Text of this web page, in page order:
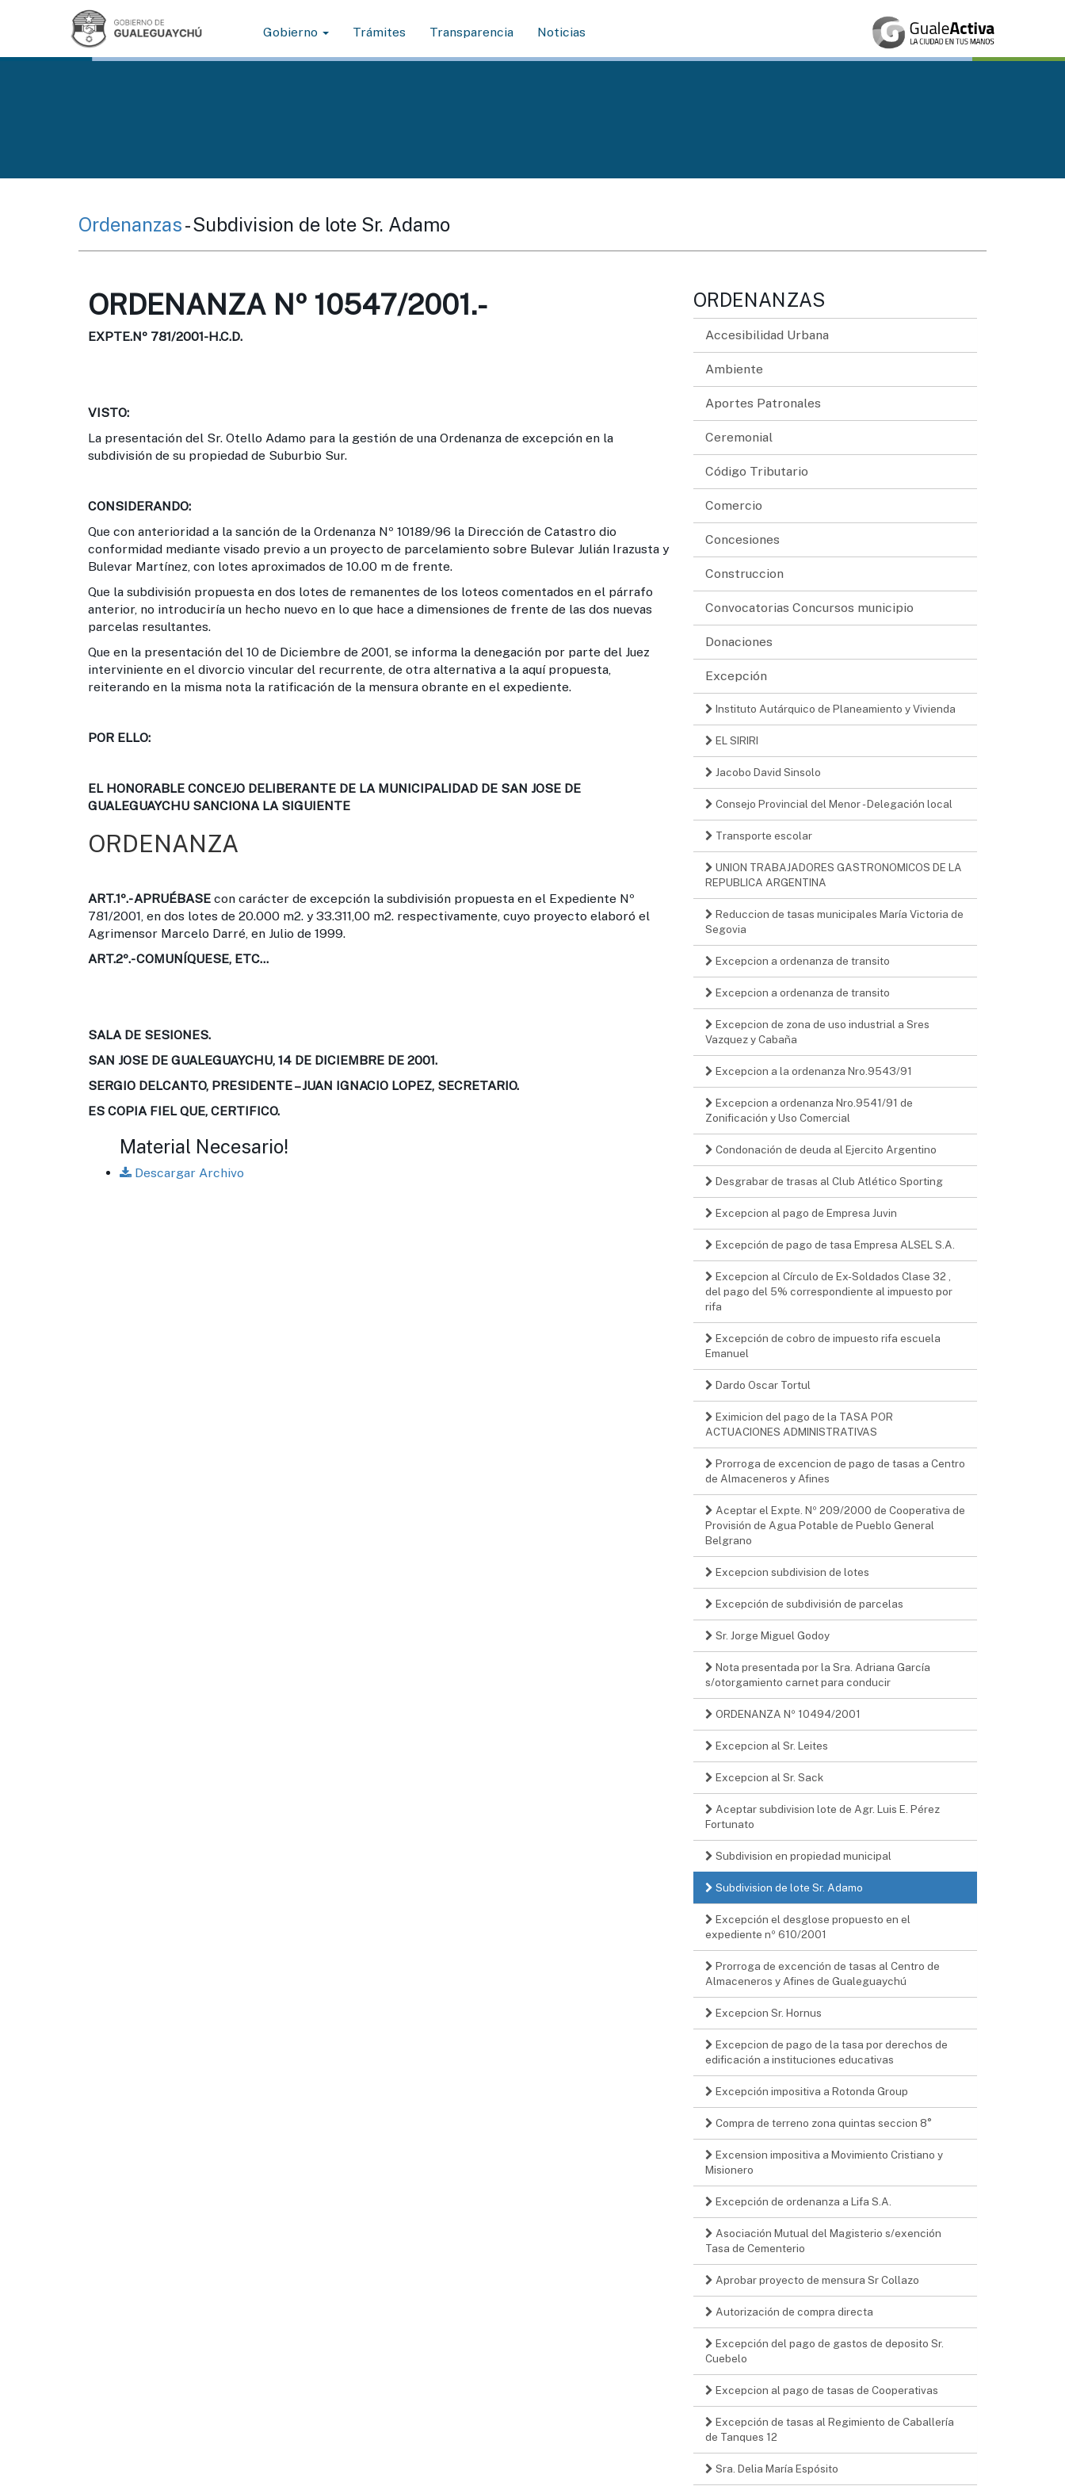
Gobierno Trámites Transparencia Noticias
Ordenanzas- Subdivision de lote Sr. Adamo
ORDENANZA Nº 10547/2001.-
EXPTE.Nº 781/2001-H.C.D.
VISTO:
La presentación del Sr. Otello Adamo para la gestión de una Ordenanza de excepción en la
subdivisión de su propiedad de Suburbio Sur.
CONSIDERANDO:
Que con anterioridad a la sanción de la Ordenanza Nº 10189/96 la Dirección de Catastro dio
conformidad mediante visado previo a un proyecto de parcelamiento sobre Bulevar Julián Irazusta y
Bulevar Martínez, con lotes aproximados de 10.00 m de frente.
Que la subdivisión propuesta en dos lotes de remanentes de los loteos comentados en el párrafo
anterior, no introduciría un hecho nuevo en lo que hace a dimensiones de frente de las dos nuevas
parcelas resultantes.
Que en la presentación del 10 de Diciembre de 2001, se informa la denegación por parte del Juez
interviniente en el divorcio vincular del recurrente, de otra alternativa a la aquí propuesta,
reiterando en la misma nota la ratificación de la mensura obrante en el expediente.
POR ELLO:
EL HONORABLE CONCEJO DELIBERANTE DE LA MUNICIPALIDAD DE SAN JOSE DE
GUALEGUAYCHU SANCIONA LA SIGUIENTE
ORDENANZA
ART.1º.-APRUÉBASE con carácter de excepción la subdivisión propuesta en el Expediente Nº
781/2001, en dos lotes de 20.000 m2. y 33.311,00 m2. respectivamente, cuyo proyecto elaboró el
Agrimensor Marcelo Darré, en Julio de 1999.
ART.2º.-COMUNÍQUESE, ETC...
SALA DE SESIONES.
SAN JOSE DE GUALEGUAYCHU, 14 DE DICIEMBRE DE 2001.
SERGIO DELCANTO, PRESIDENTE – JUAN IGNACIO LOPEZ, SECRETARIO.
ES COPIA FIEL QUE, CERTIFICO.
Material Necesario!
Descargar Archivo
ORDENANZAS
Accesibilidad Urbana
Ambiente
Aportes Patronales
Ceremonial
Código Tributario
Comercio
Concesiones
Construccion
Convocatorias Concursos municipio
Donaciones
Excepción
Instituto Autárquico de Planeamiento y Vivienda
EL SIRIRI
Jacobo David Sinsolo
Consejo Provincial del Menor - Delegación local
Transporte escolar
UNION TRABAJADORES GASTRONOMICOS DE LA
REPUBLICA ARGENTINA
Reduccion de tasas municipales María Victoria de
Segovia
Excepcion a ordenanza de transito
Excepcion a ordenanza de transito
Excepcion de zona de uso industrial a Sres
Vazquez y Cabaña
Excepcion a la ordenanza Nro.9543/91
Excepcion a ordenanza Nro.9541/91 de
Zonificación y Uso Comercial
Condonación de deuda al Ejercito Argentino
Desgrabar de trasas al Club Atlético Sporting
Excepcion al pago de Empresa Juvin
Excepción de pago de tasa Empresa ALSEL S.A.
Excepcion al Círculo de Ex-Soldados Clase 32 ,
del pago del 5% correspondiente al impuesto por
rifa
Excepción de cobro de impuesto rifa escuela
Emanuel
Dardo Oscar Tortul
Eximicion del pago de la TASA POR
ACTUACIONES ADMINISTRATIVAS
Prorroga de excencion de pago de tasas a Centro
de Almaceneros y Afines
Aceptar el Expte. Nº 209/2000 de Cooperativa de
Provisión de Agua Potable de Pueblo General
Belgrano
Excepcion subdivision de lotes
Excepción de subdivisión de parcelas
Sr. Jorge Miguel Godoy
Nota presentada por la Sra. Adriana García
s/otorgamiento carnet para conducir
ORDENANZA Nº 10494/2001
Excepcion al Sr. Leites
Excepcion al Sr. Sack
Aceptar subdivision lote de Agr. Luis E. Pérez
Fortunato
Subdivision en propiedad municipal
Subdivision de lote Sr. Adamo
Excepción el desglose propuesto en el
expediente nº 610/2001
Prorroga de excención de tasas al Centro de
Almaceneros y Afines de Gualeguaychú
Excepcion Sr. Hornus
Excepcion de pago de la tasa por derechos de
edificación a instituciones educativas
Excepción impositiva a Rotonda Group
Compra de terreno zona quintas seccion 8°
Excension impositiva a Movimiento Cristiano y
Misionero
Excepción de ordenanza a Lifa S.A.
Asociación Mutual del Magisterio s/exención
Tasa de Cementerio
Aprobar proyecto de mensura Sr Collazo
Autorización de compra directa
Excepción del pago de gastos de deposito Sr.
Cuebelo
Excepcion al pago de tasas de Cooperativas
Excepción de tasas al Regimiento de Caballería
de Tanques 12
Sra. Delia María Espósito